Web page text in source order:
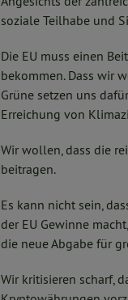
soziale Teilhabe und
Die EU muss einen
bekommen. Dass wir
Grüne setzen uns
Erreichung von
Wir wollen, dass die
beitragen.
Es kann nicht sein,
der EU Gewinne
die neue Abgabe für
Wir kritisieren scharf,